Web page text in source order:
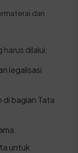
dan
dilalui:
legalisasi
di bagian Tata
untuk